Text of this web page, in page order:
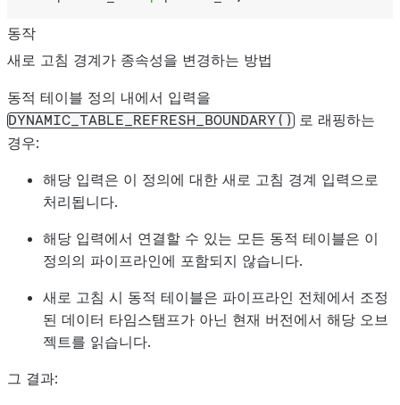
동작
새로 고침 경계가 종속성을 변경하는 방법
동적 테이블 정의 내에서 입력을
DYNAMIC_TABLE_REFRESH_BOUNDARY() 로 래핑하는
경우:
해당 입력은 이 정의에 대한 새로 고침 경계 입력으로
처리됩니다.
해당 입력에서 연결할 수 있는 모든 동적 테이블은 이
정의의 파이프라인에 포함되지 않습니다.
새로 고침 시 동적 테이블은 파이프라인 전체에서 조정
된 데이터 타임스탬프가 아닌 현재 버전에서 해당 오브
젝트를 읽습니다.
그 결과: